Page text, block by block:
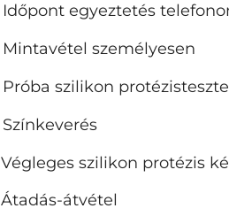
Időpont egyeztetés
Mintavétel személyesen
Próba szilikon
Színkeverés
Végleges szilikon protézis
Átadás-átvétel